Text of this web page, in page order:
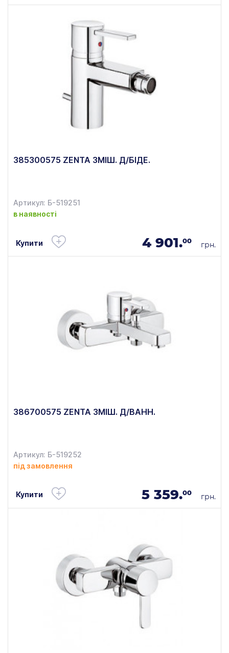
385300575 ZENTA ЗМІШ. Д/БІДЕ.
Артикул: Б-519251
в наявності
Купити 4 901.00 грн.
386700575 ZENTA ЗМІШ. Д/ВАНН.
Артикул: Б-519252
під замовлення
Купити 5 359.00 грн.